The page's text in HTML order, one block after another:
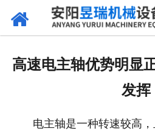
高速电主轴优势明显
发挥
电主轴是一种转速较高